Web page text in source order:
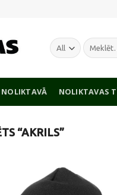
Meklēt:
NOLIKTAVĀ NOLIKTAVAS
“AKRILS”